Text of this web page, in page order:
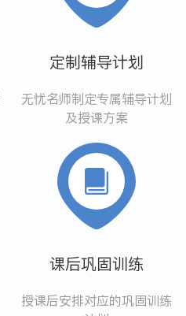
定制辅导计划
无忧名师制定专属辅导计划
及授课方案
课后巩固训练
授课后安排对应的巩固训练